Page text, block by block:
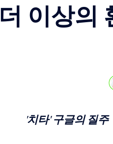
더 이상의
'치타' 구글의 질주